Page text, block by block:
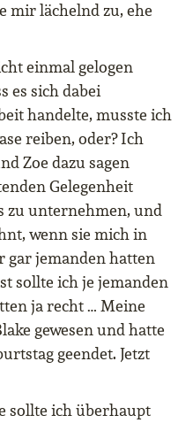
mir lächelnd zu, ehe
einmal gelogen
es sich dabei
handelte, musste ich
reiben, oder? Ich
Zoe dazu sagen
Gelegenheit
zu unternehmen, und
wenn sie mich in
gar jemanden hatten
sollte ich je jemanden
ja recht … Meine
gewesen und hatte
geendet. Jetzt
sollte ich überhaupt